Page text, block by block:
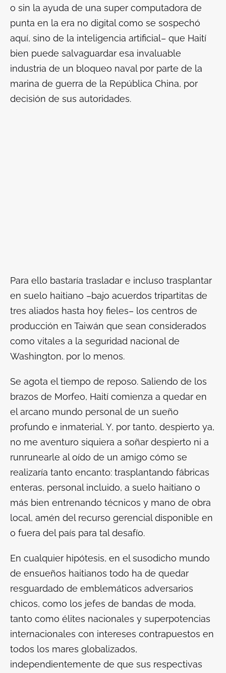
o sin la ayuda de una super computadora de
punta en la era no digital como se sospechó
aquí, sino de la inteligencia artificial– que Haití
bien puede salvaguardar esa invaluable
industria de un bloqueo naval por parte de la
marina de guerra de la República China, por
decisión de sus autoridades.
Para ello bastaría trasladar e incluso trasplantar
en suelo haitiano –bajo acuerdos tripartitas de
tres aliados hasta hoy fieles– los centros de
producción en Taiwán que sean considerados
como vitales a la seguridad nacional de
Washington, por lo menos.
Se agota el tiempo de reposo. Saliendo de los
brazos de Morfeo, Haití comienza a quedar en
el arcano mundo personal de un sueño
profundo e inmaterial. Y, por tanto, despierto ya,
no me aventuro siquiera a soñar despierto ni a
runrunearle al oído de un amigo cómo se
realizaría tanto encanto: trasplantando fábricas
enteras, personal incluido, a suelo haitiano o
más bien entrenando técnicos y mano de obra
local, amén del recurso gerencial disponible en
o fuera del país para tal desafío.
En cualquier hipótesis, en el susodicho mundo
de ensueños haitianos todo ha de quedar
resguardado de emblemáticos adversarios
chicos, como los jefes de bandas de moda,
tanto como élites nacionales y superpotencias
internacionales con intereses contrapuestos en
todos los mares globalizados,
independientemente de que sus respectivas